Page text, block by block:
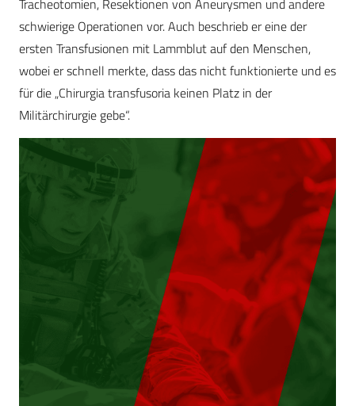
Tracheotomien, Resektionen von Aneurysmen und andere
schwierige Operationen vor. Auch beschrieb er eine der
ersten Transfusionen mit Lammblut auf den Menschen,
wobei er schnell merkte, dass das nicht funktionierte und es
für die „Chirurgia transfusoria keinen Platz in der
Militärchirurgie gebe“.